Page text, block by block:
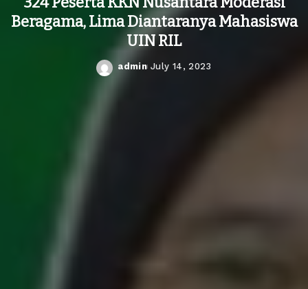
Beragama, Lima Diantaranya Mahasiswa
UIN RIL
Posted
admin July 14, 2023